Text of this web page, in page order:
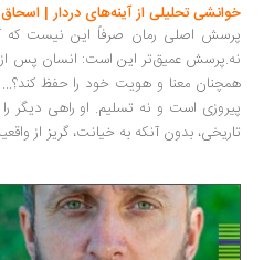
تحلیلی از آینه‌های دردار | اسحاق
اصلی رمان صرفاً این نیست که آیا
عمیق‌تر این است: انسان پس از شکست
معنا و هویت خود را حفظ کند؟... پاسخی
است و نه تسلیم. او راهی دیگر را
بدون آنکه به خیانت، گریز از واقعیت یا